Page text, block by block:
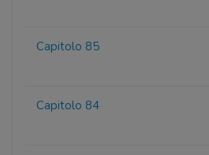
Capitolo 85
Capitolo 84